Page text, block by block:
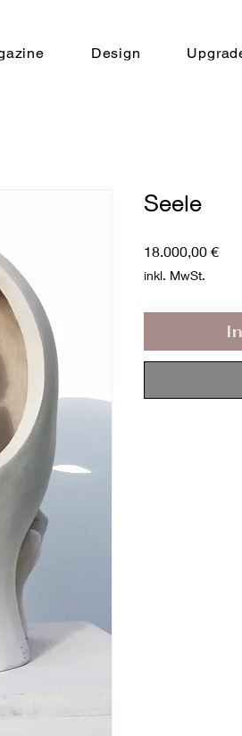
Design
Seele
18.000,00 €Preis
inkl. MwSt.